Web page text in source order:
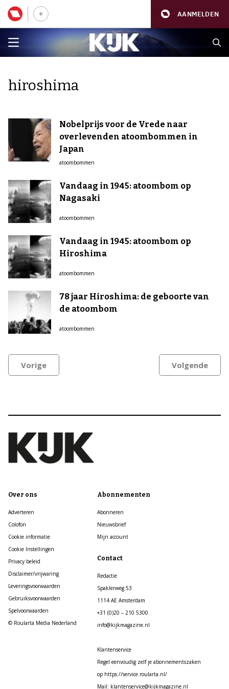
AANMELDEN
hiroshima
Nobelprijs voor de Vrede naar
overlevenden atoombommen in
Japan
atoombommen
Vandaag in 1945: atoombom op
Nagasaki
atoombommen
Vandaag in 1945: atoombom op
Hiroshima
atoombommen
78 jaar Hiroshima: de geboorte van
de atoombom
atoombommen
Vorige Volgende
Over ons
Adverteren
Colofon
Cookie informatie
Cookie Instellingen
Privacy beleid
Disclaimer/vrijwaring
Leveringsvoorwaarden
Gebruiksvoorwaarden
Spelvoorwaarden
© Roularta Media Nederland
Abonnementen
Abonneren
Nieuwsbrief
Mijn account
Contact
Redactie
Spaklerweg 53
1114 AE Amsterdam
+31 (0)20 – 210 5300
info@kijkmagazine.nl
Klantenservice
Regel eenvoudig zelf je abonnementszaken
op https://service.roularta.nl/
Mail: klantenservice@kijkmagazine.nl